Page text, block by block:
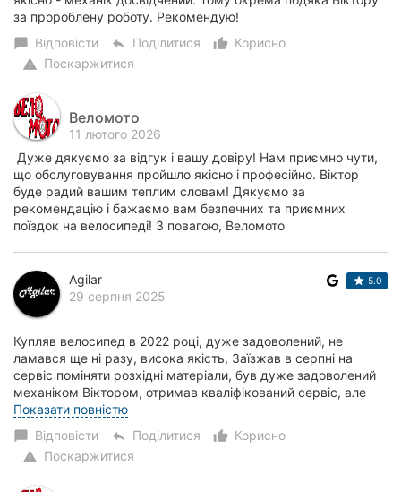
за пророблену роботу. Рекомендую!
chat_bubble Відповісти reply Поділитися thumb_up_alt
Корисно
warning Поскаржитися
Веломото
11 лютого 2026
Дуже дякуємо за відгук і вашу довіру! Нам приємно чути,
що обслуговування пройшло якісно і професійно. Віктор
буде радий вашим теплим словам! Дякуємо за
рекомендацію і бажаємо вам безпечних та приємних
поїздок на велосипеді! З повагою, Веломото
Agilar
29 серпня 2025
5.0
Купляв велосипед в 2022 році, дуже задоволений, не
ламався ще ні разу, висока якість, Заїзжав в серпні на
сервіс поміняти розхідні матеріали, був дуже задоволений
механіком Віктором, отримав кваліфікований сервіс, але
трошки прийшлось зачекати. Дяку...
Показати повністю
chat_bubble Відповісти reply Поділитися thumb_up_alt
Корисно
warning Поскаржитися